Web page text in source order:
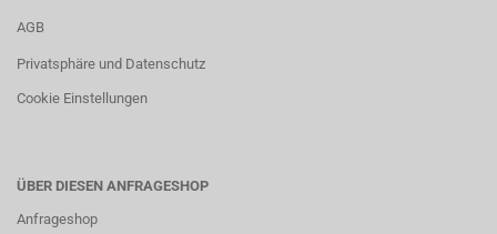
AGB
Privatsphäre und Datenschutz
Cookie Einstellungen
ÜBER DIESEN ANFRAGESHOP
Anfrageshop